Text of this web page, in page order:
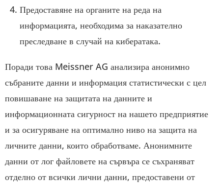
Предоставяне на органите на реда на
информацията, необходима за наказателно
преследване в случай на кибератака.
Поради това Meissner AG анализира анонимно
събраните данни и информация статистически с цел
повишаване на защитата на данните и
информационната сигурност на нашето предприятие
и за осигуряване на оптимално ниво на защита на
личните данни, които обработваме. Анонимните
данни от лог файловете на сървъра се съхраняват
отделно от всички лични данни, предоставени от